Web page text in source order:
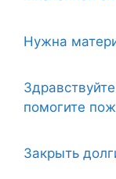
Нужна
помогите
Закрыть